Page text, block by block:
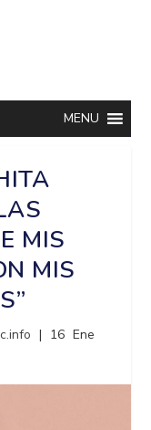
MENU
MIS
MIS
| 16 Ene